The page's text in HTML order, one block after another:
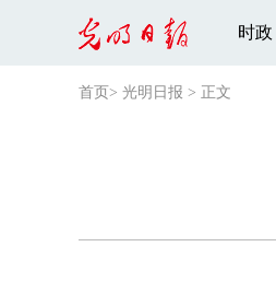
时政
首页 > 光明日报 > 正文